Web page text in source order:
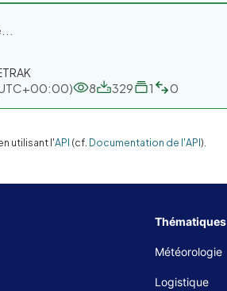
8 329 1 0
utilisant l'API (cf. Documentation de l'API).
Thématiques
Météorologie
Logistique